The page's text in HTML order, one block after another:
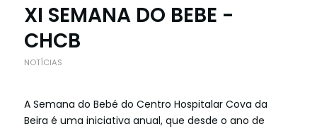
XI SEMANA DO BEBE -
CHCB
NOTÍCIAS
A Semana do Bebé do Centro Hospitalar Cova da
Beira é uma iniciativa anual, que desde o ano de